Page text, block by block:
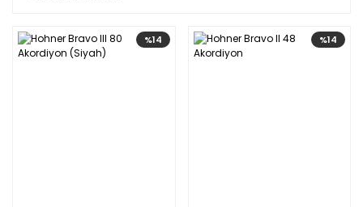
%14 %14